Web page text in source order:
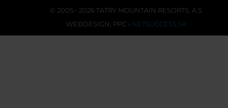
© 2005 - 2026 TATRY MOUNTAIN RESORTS, A.S.
WEBDESIGN PPC › NETSUCCESS.SK